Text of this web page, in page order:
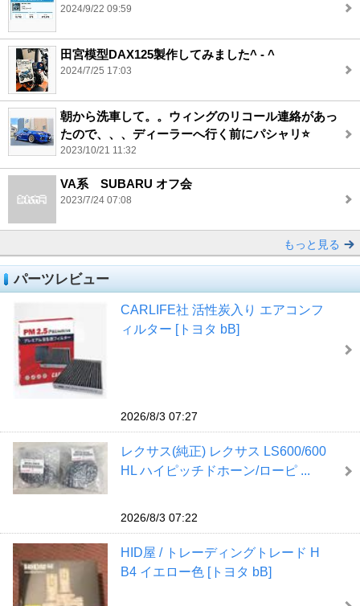
2024/9/22 09:59
田宮模型DAX125製作してみました^ - ^
2024/7/25 17:03
朝から洗車して。。ウィングのリコール連絡があっ
たので、、、ディーラーへ行く前にパシャリ⭐️
2023/10/21 11:32
VA系 SUBARU オフ会
2023/7/24 07:08
もっと見る
パーツレビュー
CARLIFE社 活性炭入り エアコンフ
ィルター [トヨタ bB]
2026/8/3 07:27
レクサス(純正) レクサス LS600/600
HL ハイピッチドホーン/ローピ ...
2026/8/3 07:22
HID屋 / トレーディングトレード H
B4 イエロー色 [トヨタ bB]